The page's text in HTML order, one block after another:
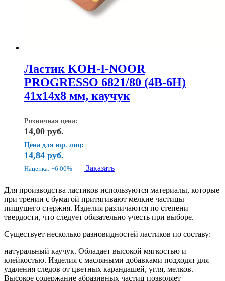
Ластик KOH-I-NOOR
PROGRESSO 6821/80 (4B-6H)
41x14x8 мм, каучук
Розничная цена:
14,00 руб.
Цена для юр. лиц:
14,84 руб.
Наценка: +6.00% Заказать
Для производства ластиков используются материалы, которые
при трении с бумагой притягивают мелкие частицы
пишущего стержня. Изделия различаются по степени
твердости, что следует обязательно учесть при выборе.
Существует несколько разновидностей ластиков по составу:
натуральный каучук. Обладает высокой мягкостью и
клейкостью. Изделия с масляными добавками подходят для
удаления следов от цветных карандашей, угля, мелков.
Высокое содержание абразивных частиц позволяет